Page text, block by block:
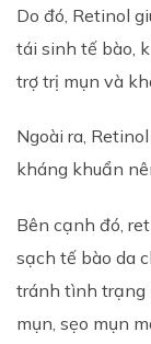
Do đó, Retinol
tái sinh tế bào,
trợ trị mụn và
Ngoài ra,
kháng khuẩn
Bên cạnh đó,
sạch tế bào da
tránh tình trạng
mụn, sẹo mụn